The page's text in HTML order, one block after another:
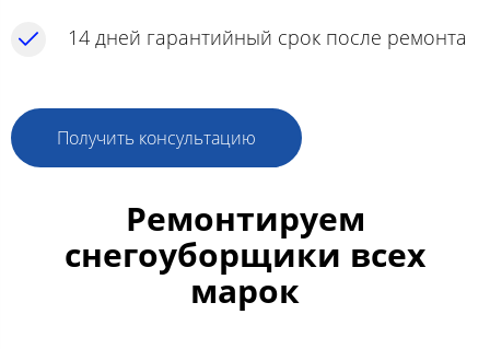
14 дней гарантийный срок после ремонта
Получить консультацию
Ремонтируем
снегоуборщики всех
марок